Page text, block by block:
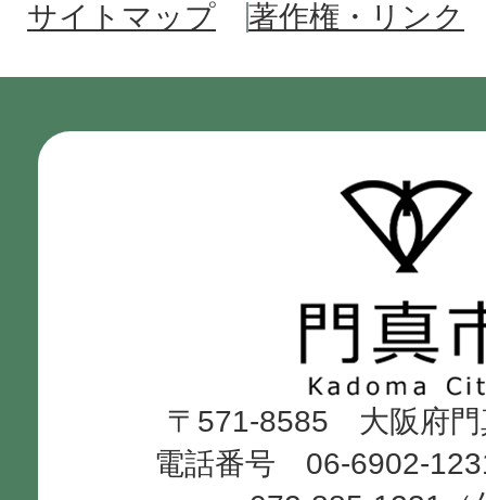
サイトマップ 著作権・リンク
市
Kadoma
City
〒571-8585 大阪府門
電話番号 06-6902-